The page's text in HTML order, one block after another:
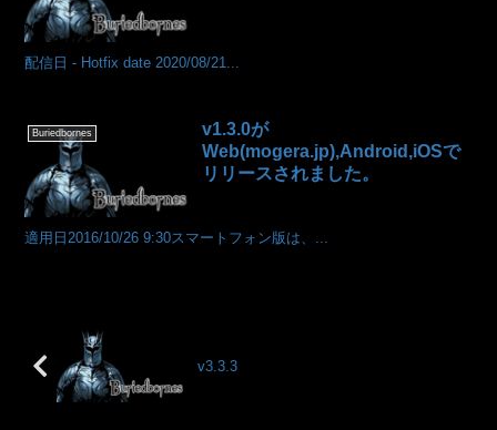
配信日 - Hotfix date 2020/08/21...
Buriedbornes
v1.3.0が
Web(mogera.jp),Android,iOSで
リリースされました。
適用日2016/10/26 9:30スマートフォン版は、...
v3.3.3